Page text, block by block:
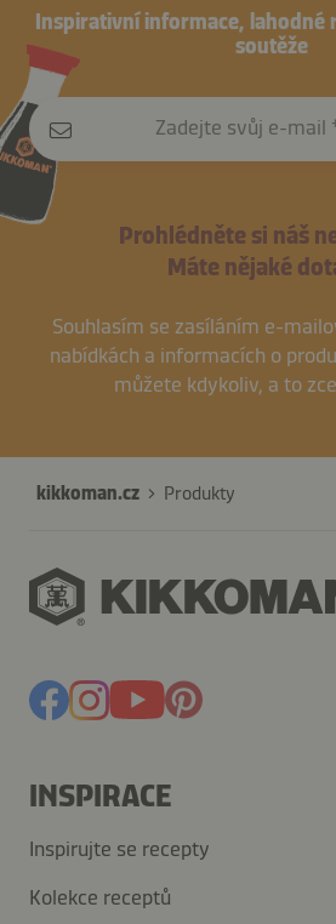
Inspirativní informace, lahodné
soutěže
Zadejte svůj e-mail
Prohlédněte si náš
Máte nějaké
Souhlasím se zasíláním e-
nabídkách a informacích o
můžete kdykoliv, a to
kikkoman.cz Produkty
INSPIRACE
Inspirujte se recepty
Kolekce receptů